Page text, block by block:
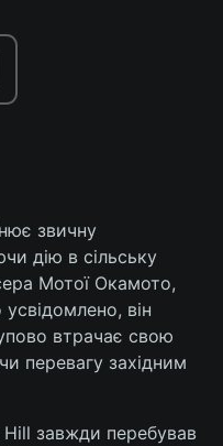
звичну
дію в сільську
Мотої Окамото,
він
втрачає свою
перевагу західним
завжди перебував